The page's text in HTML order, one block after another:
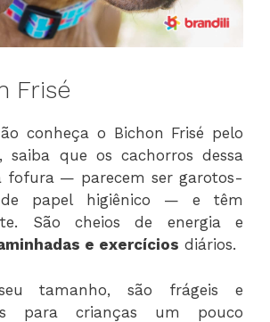
Frisé
conheça o Bichon Frisé pelo
saiba que os cachorros dessa
fofura — parecem ser garotos-
de papel higiênico — e têm
São cheios de energia e
e exercícios diários.
tamanho, são frágeis e
para crianças um pouco